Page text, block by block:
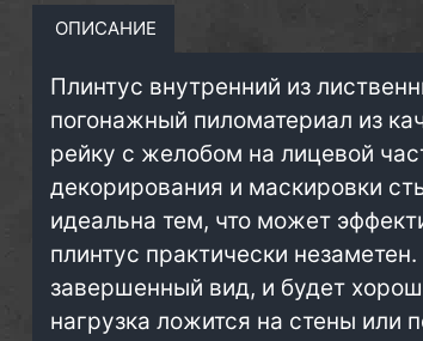
ОПИСАНИЕ
Плинтус внутренний из
погонажный пиломатериал из
рейку с желобом на лицевой
декорирования и маскировки
идеальна тем, что может
плинтус практически
завершенный вид, и будет
нагрузка ложится на стены или